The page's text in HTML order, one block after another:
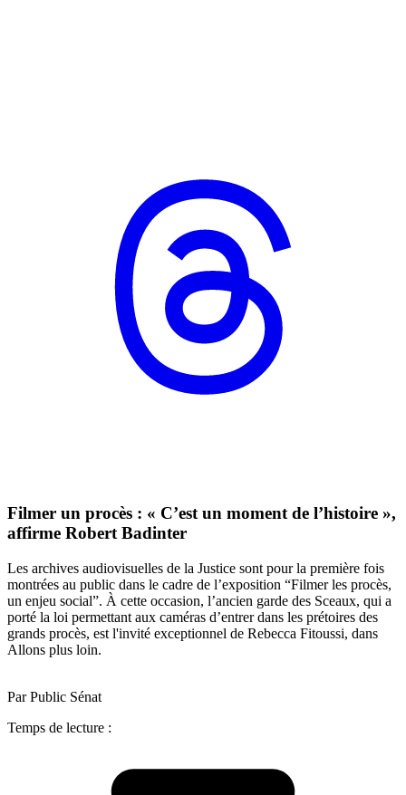
Filmer un procès : « C’est un moment de l’histoire »,
affirme Robert Badinter
Les archives audiovisuelles de la Justice sont pour la première fois
montrées au public dans le cadre de l’exposition “Filmer les procès,
un enjeu social”. À cette occasion, l’ancien garde des Sceaux, qui a
porté la loi permettant aux caméras d’entrer dans les prétoires des
grands procès, est l'invité exceptionnel de Rebecca Fitoussi, dans
Allons plus loin.
Par Public Sénat
Temps de lecture :